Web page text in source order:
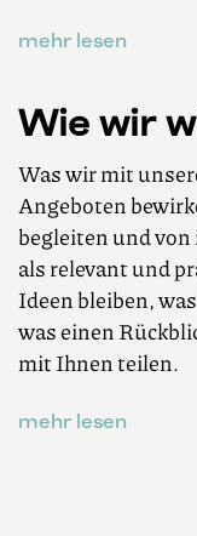
mehr lesen
Wie wir
Was wir mit
Angeboten
begleiten und
als relevant und
Ideen bleiben,
was einen
mit Ihnen teilen.
mehr lesen